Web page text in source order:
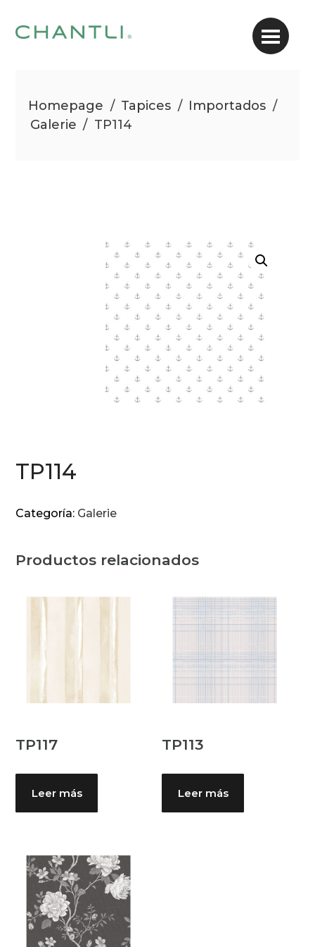
Homepage / Tapices / Importados /
Galerie / TP114
TP114
Categoría: Galerie
Productos relacionados
TP117
Leer más
TP113
Leer más